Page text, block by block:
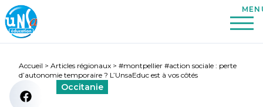
Accueil > Articles régionaux > #montpellier #action sociale : perte
d’autonomie temporaire ? L’UnsaEduc est à vos côtés
Occitanie